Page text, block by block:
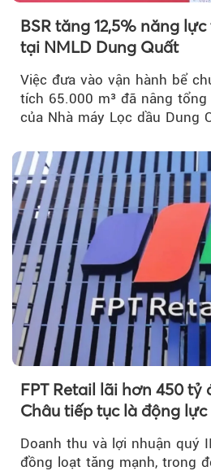
BSR tăng 12,5% năng
tại NMLD Dung Quất
Việc đưa vào vận hành bể
tích 65.000 m³ đã nâng
của Nhà máy Lọc dầu Dung
FPT Retail lãi hơn 450 tỷ
Châu tiếp tục là động lực
Doanh thu và lợi nhuận quý
đồng loạt tăng mạnh, trong